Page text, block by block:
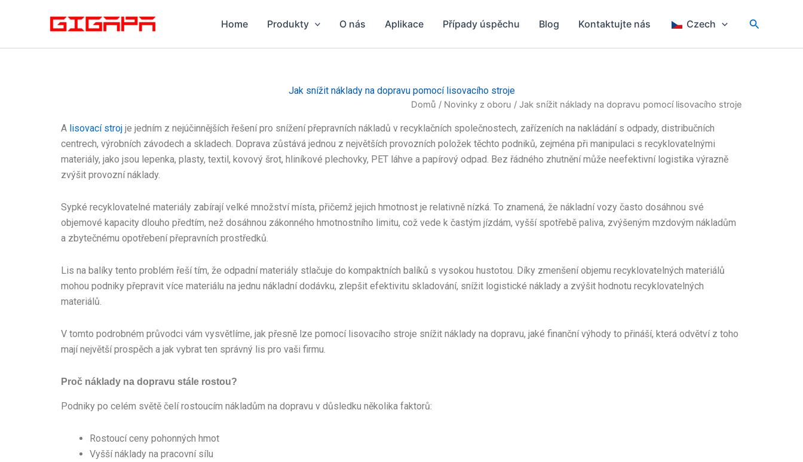
Home Produkty O nás Aplikace Případy úspěchu Blog Kontaktujte nás Czech Hledat
Jak snížit náklady na dopravu pomocí lisovacího stroje
Domů / Novinky z oboru / Jak snížit náklady na dopravu pomocí lisovacího stroje
A lisovací stroj je jedním z nejúčinnějších řešení pro snížení přepravních nákladů v recyklačních společnostech, zařízeních na nakládání s odpady, distribučních
centrech, výrobních závodech a skladech. Doprava zůstává jednou z největších provozních položek těchto podniků, zejména při manipulaci s recyklovatelnými
materiály, jako jsou lepenka, plasty, textil, kovový šrot, hliníkové plechovky, PET láhve a papírový odpad. Bez řádného zhutnění může neefektivní logistika výrazně
zvýšit provozní náklady.
Sypké recyklovatelné materiály zabírají velké množství místa, přičemž jejich hmotnost je relativně nízká. To znamená, že nákladní vozy často dosáhnou své
objemové kapacity dlouho předtím, než dosáhnou zákonného hmotnostního limitu, což vede k častým jízdám, vyšší spotřebě paliva, zvýšeným mzdovým nákladům
a zbytečnému opotřebení přepravních prostředků.
Lis na balíky tento problém řeší tím, že odpadní materiály stlačuje do kompaktních balíků s vysokou hustotou. Díky zmenšení objemu recyklovatelných materiálů
mohou podniky přepravit více materiálu na jednu nákladní dodávku, zlepšit efektivitu skladování, snížit logistické náklady a zvýšit hodnotu recyklovatelných
materiálů.
V tomto podrobném průvodci vám vysvětlíme, jak přesně lze pomocí lisovacího stroje snížit náklady na dopravu, jaké finanční výhody to přináší, která odvětví z toho
mají největší prospěch a jak vybrat ten správný lis pro vaši firmu.
Proč náklady na dopravu stále rostou?
Podniky po celém světě čelí rostoucím nákladům na dopravu v důsledku několika faktorů:
Rostoucí ceny pohonných hmot
Vyšší náklady na pracovní sílu